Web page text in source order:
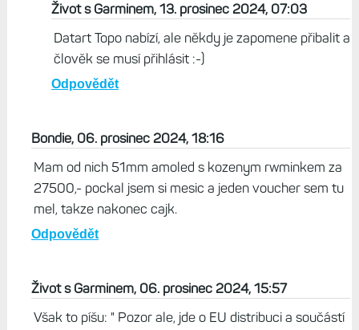
Život s Garminem, 13. prosinec 2024, 07:03
Datart Topo nabízí, ale někdy je zapomene přibalit a
člověk se musí přihlásit :-)
Odpovědět
Bondie, 06. prosinec 2024, 18:16
Mam od nich 51mm amoled s kozenym rwminkem za
27500,- pockal jsem si mesic a jeden voucher sem tu
mel, takze nakonec cajk.
Odpovědět
Život s Garminem, 06. prosinec 2024, 15:57
Však to píšu: " Pozor ale, jde o EU distribuci a součástí